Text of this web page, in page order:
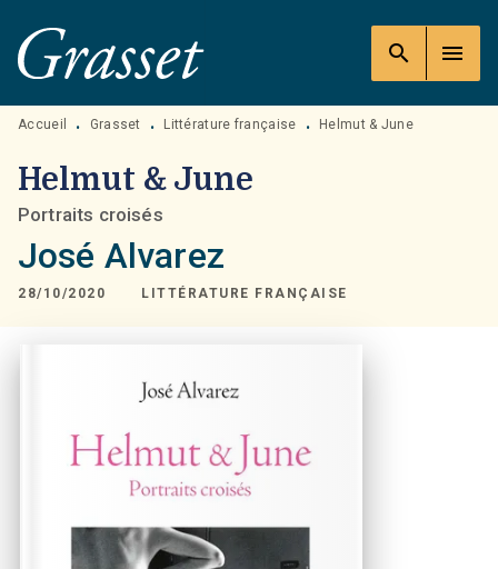
MENU RECHERCHE
PIED DE PAGE
search menu
Accueil • Grasset • Littérature française • Helmut & June
Helmut & June
Portraits croisés
José Alvarez
28/10/2020 LITTÉRATURE FRANÇAISE